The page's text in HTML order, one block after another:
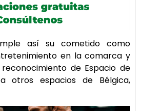
así su cometido como
en la comarca y
de Espacio de
otros espacios de Bélgica,